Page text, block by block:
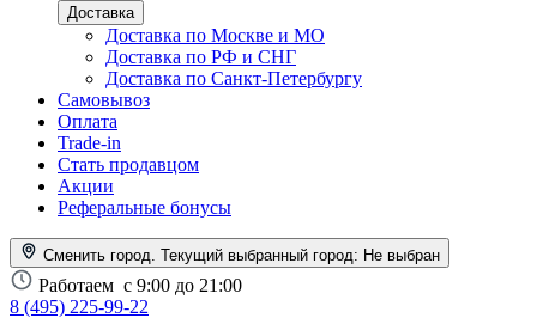
Доставка
Доставка по Москве и МО
Доставка по РФ и СНГ
Доставка по Санкт-Петербургу
Самовывоз
Оплата
Trade-in
Стать продавцом
Акции
Реферальные бонусы
Сменить город. Текущий выбранный город: Не выбран
Работаем с 9:00 до 21:00
8 (495) 225-99-22